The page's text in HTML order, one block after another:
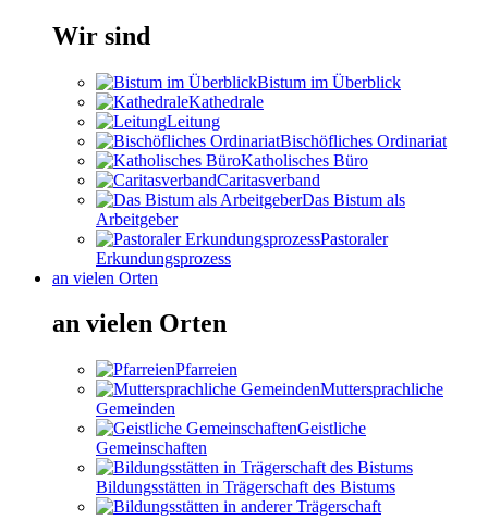
Wir sind
Bistum im Überblick
Kathedrale
Leitung
Bischöfliches Ordinariat
Katholisches Büro
Caritasverband
Das Bistum als
Arbeitgeber
Pastoraler
Erkundungsprozess
an vielen Orten
an vielen Orten
Pfarreien
Muttersprachliche
Gemeinden
Geistliche
Gemeinschaften
Bildungsstätten in Trägerschaft des Bistums